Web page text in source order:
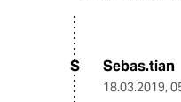
S Sebas.tian
18.03.2019,